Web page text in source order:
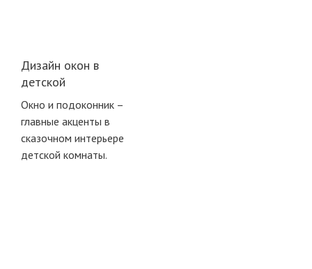
Дизайн окон в
детской
Окно и подоконник –
главные акценты в
сказочном интерьере
детской комнаты.